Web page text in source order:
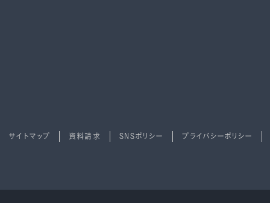
サイトマップ 資料請求 SNSポリシー プライバシーポリシー